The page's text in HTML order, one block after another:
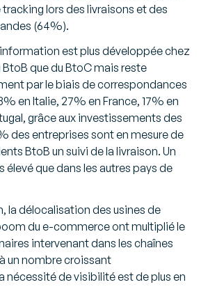
lors des livraisons et des
(64%).
est plus développée chez
que du BtoC mais reste
par le biais de correspondances
en Italie, 27% en France, 17% en
grâce aux investissements des
des entreprises sont en mesure de
BtoB un suivi de la livraison. Un
élevé que dans les autres pays de
la délocalisation des usines de
du e-commerce ont multiplié le
intervenant dans les chaînes
un nombre croissant
nécessité de visibilité est de plus en